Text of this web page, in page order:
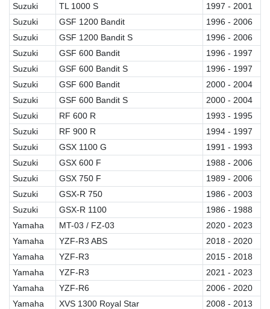
Suzuki
TL 1000 S
1997 - 2001
Suzuki
GSF 1200 Bandit
1996 - 2006
Suzuki
GSF 1200 Bandit S
1996 - 2006
Suzuki
GSF 600 Bandit
1996 - 1997
Suzuki
GSF 600 Bandit S
1996 - 1997
Suzuki
GSF 600 Bandit
2000 - 2004
Suzuki
GSF 600 Bandit S
2000 - 2004
Suzuki
RF 600 R
1993 - 1995
Suzuki
RF 900 R
1994 - 1997
Suzuki
GSX 1100 G
1991 - 1993
Suzuki
GSX 600 F
1988 - 2006
Suzuki
GSX 750 F
1989 - 2006
Suzuki
GSX-R 750
1986 - 2003
Suzuki
GSX-R 1100
1986 - 1988
Yamaha
MT-03 / FZ-03
2020 - 2023
Yamaha
YZF-R3 ABS
2018 - 2020
Yamaha
YZF-R3
2015 - 2018
Yamaha
YZF-R3
2021 - 2023
Yamaha
YZF-R6
2006 - 2020
Yamaha
XVS 1300 Royal Star
2008 - 2013